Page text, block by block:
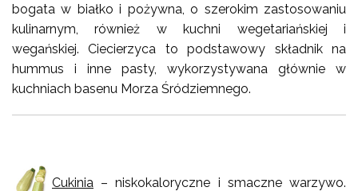
bogata w białko i pożywna, o szerokim zastosowaniu
kulinarnym, również w kuchni wegetariańskiej i
wegańskiej. Ciecierzyca to podstawowy składnik na
hummus i inne pasty, wykorzystywana głównie w
kuchniach basenu Morza Śródziemnego.
Cukinia – niskokaloryczne i smaczne warzywo.